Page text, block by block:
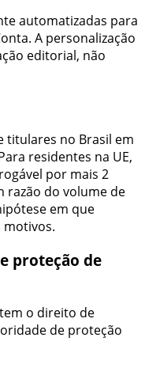
automatizadas para
A personalização
editorial, não
titulares no Brasil em
residentes na UE,
por mais 2
razão do volume de
em que
proteção de
o direito de
de proteção